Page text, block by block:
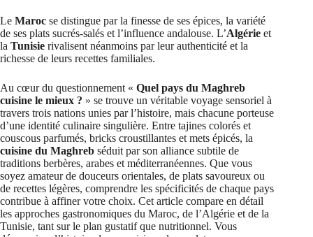
Le Maroc se distingue par la finesse de ses épices, la variété
de ses plats sucrés-salés et l’influence andalouse. L’Algérie et
la Tunisie rivalisent néanmoins par leur authenticité et la
richesse de leurs recettes familiales.
Au cœur du questionnement « Quel pays du Maghreb
cuisine le mieux ? » se trouve un véritable voyage sensoriel à
travers trois nations unies par l’histoire, mais chacune porteuse
d’une identité culinaire singulière. Entre tajines colorés et
couscous parfumés, bricks croustillantes et mets épicés, la
cuisine du Maghreb séduit par son alliance subtile de
traditions berbères, arabes et méditerranéennes. Que vous
soyez amateur de douceurs orientales, de plats savoureux ou
de recettes légères, comprendre les spécificités de chaque pays
contribue à affiner votre choix. Cet article compare en détail
les approches gastronomiques du Maroc, de l’Algérie et de la
Tunisie, tant sur le plan gustatif que nutritionnel. Vous